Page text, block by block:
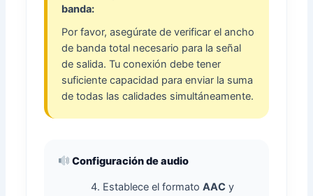
banda:
Por favor, asegúrate de verificar el ancho
de banda total necesario para la señal
de salida. Tu conexión debe tener
suficiente capacidad para enviar la suma
de todas las calidades simultáneamente.
Configuración de audio
Establece el formatoAAC y